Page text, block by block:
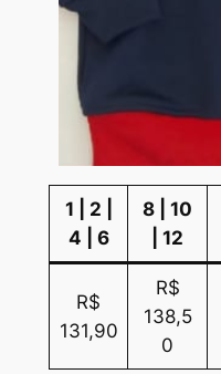
1 | 2 |
4 | 6
8 | 10
| 12
R$
131,90
R$
138,5
0